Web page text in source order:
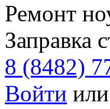
Ремонт
Заправка
8 (8482)
Войти или